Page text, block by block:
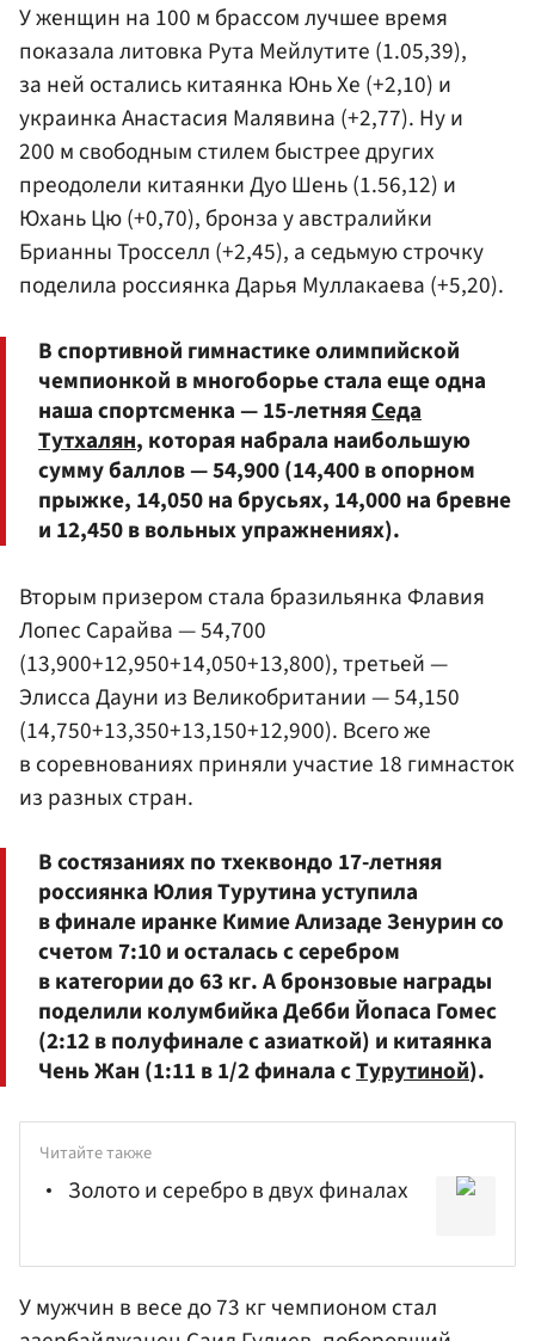
У женщин на 100 м брассом лучшее время
показала литовка Рута Мейлутите (1.05,39),
за ней остались китаянка Юнь Хе (+2,10) и
украинкаАнастасия Малявина (+2,77). Ну и
200 м свободным стилем быстрее других
преодолели китаянки Дуо Шень (1.56,12) и
Юхань Цю (+0,70), бронза у австралийки
Брианны Тросселл (+2,45), а седьмую строчку
поделила россиянкаДарья Муллакаева (+5,20).
В спортивной гимнастике олимпийской
чемпионкой в многоборье стала еще одна
наша спортсменка — 15-летняяСеда
Тутхалян, которая набрала наибольшую
сумму баллов — 54,900 (14,400 в опорном
прыжке, 14,050 на брусьях, 14,000 на бревне
и 12,450 в вольных упражнениях).
Вторым призером стала бразильянка Флавия
Лопес Сарайва — 54,700
(13,900+12,950+14,050+13,800), третьей —
Элисса Дауни из Великобритании — 54,150
(14,750+13,350+13,150+12,900). Всего же
в соревнованиях приняли участие 18 гимнасток
из разных стран.
В состязаниях по тхеквондо 17-летняя
россиянка Юлия Турутина уступила
в финале иранке Кимие Ализаде Зенурин со
счетом 7:10 и осталась с серебром
в категории до 63 кг. А бронзовые награды
поделили колумбийка Дебби Йопаса Гомес
(2:12 в полуфинале с азиаткой) и китаянка
Чень Жан (1:11 в 1/2 финала сТурутиной).
Читайте также
Золото и серебро в двух финалах
У мужчин в весе до 73 кг чемпионом стал